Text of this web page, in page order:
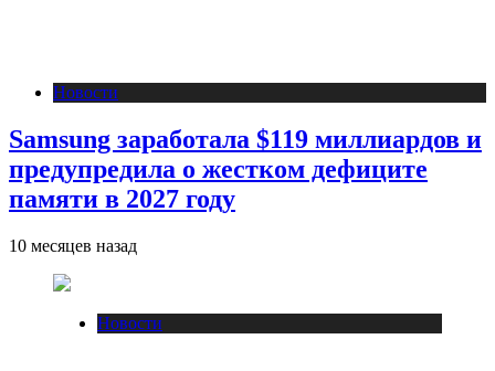
Новости
Samsung заработала $119 миллиардов и
предупредила о жестком дефиците
памяти в 2027 году
10 месяцев назад
Новости